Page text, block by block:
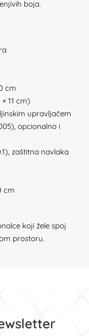
boja.
cm
11 cm)
upravljačem
opcionalno i
zaštitna navlaka
cm
koji žele spoj
prostoru.